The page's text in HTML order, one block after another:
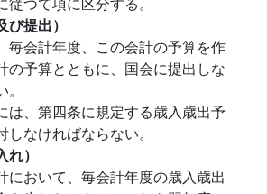
び提出）
毎会計年度、この会計の予算を作
の予算とともに、国会に提出しな
は、第四条に規定する歳入歳出予
なければならない。
れ）
において、毎会計年度の歳入歳出